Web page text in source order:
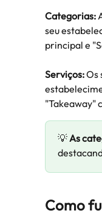
Categorias:
seu
principal e
Serviços: Os
"Takeaway"
💡 As
Como